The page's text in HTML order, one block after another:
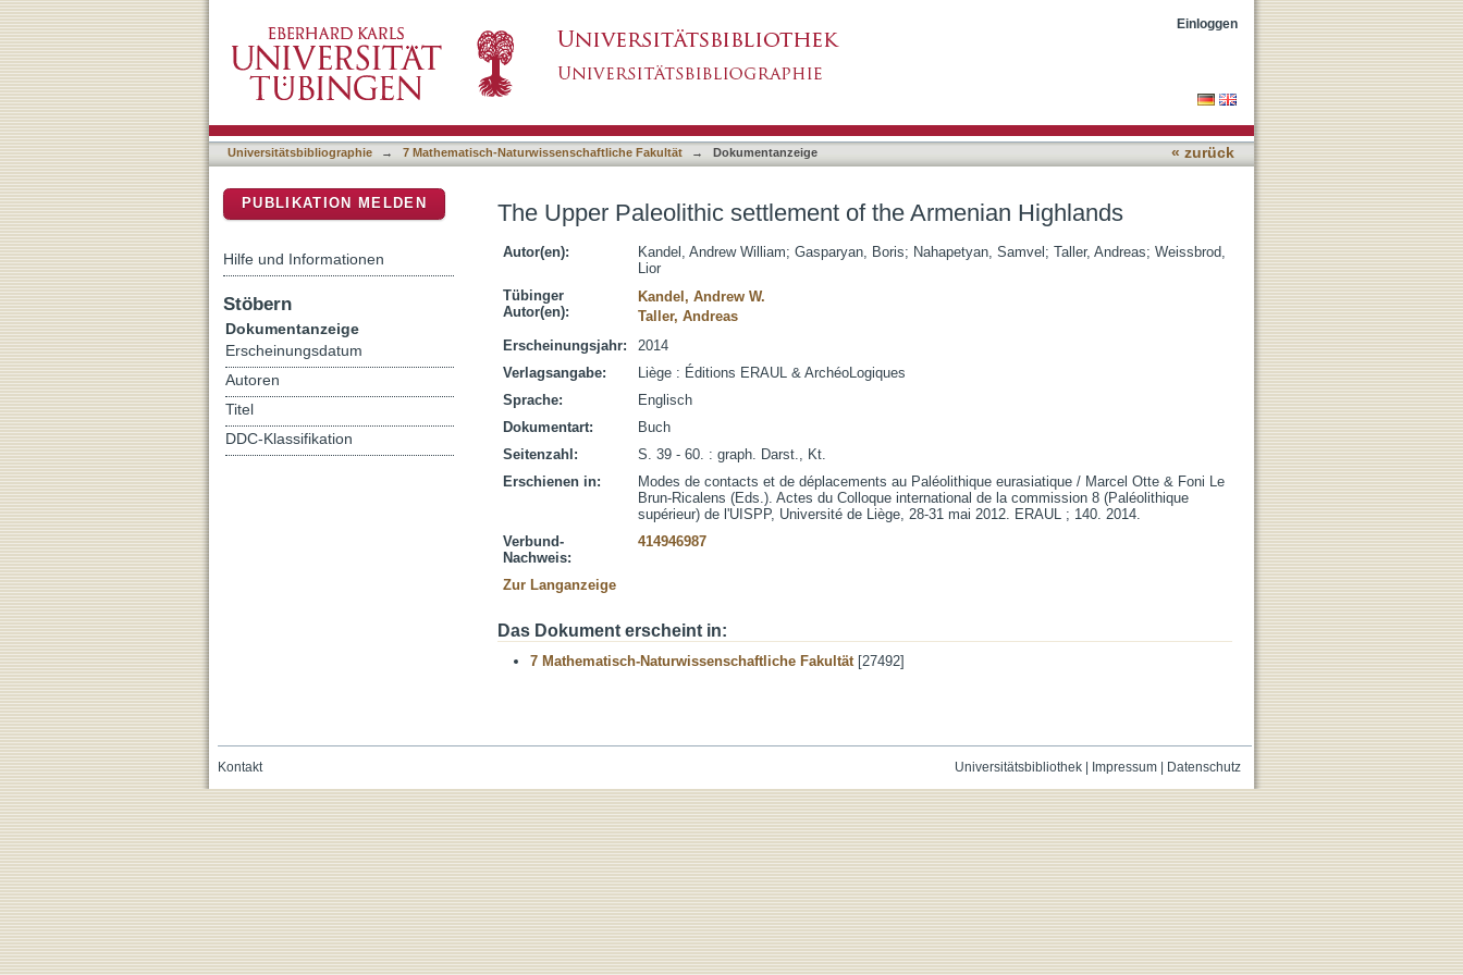
Einloggen
Universitätsbibliographie → 7 Mathematisch-Naturwissenschaftliche Fakultät → Dokumentanzeige « zurück
The Upper Paleolithic settlement of the Armenian Highlands
Autor(en): Kandel, Andrew William; Gasparyan, Boris; Nahapetyan, Samvel ; Taller, Andreas; Weissbrod,
Lior
Tübinger
Autor(en):
Kandel, Andrew W.
Taller, Andreas
Erscheinungsjahr:
2014
Verlagsangabe:
Liège : Éditions ERAUL & ArchéoLogiques
Sprache:
Englisch
Dokumentart:
Buch
Seitenzahl:
S. 39 - 60. : graph. Darst., Kt.
Erschienen in:
Modes de contacts et de déplacements au Paléolithique eurasiatique / Marcel Otte & Foni Le
Brun-Ricalens (Eds.). Actes du Colloque international de la commission 8 (Paléolithique
supérieur) de l'UISPP, Université de Liège, 28-31 mai 2012. ERAUL ; 140. 2014.
Verbund-
Nachweis:
414946987
Zur Langanzeige
Das Dokument erscheint in:
7 Mathematisch-Naturwissenschaftliche Fakultät[27492]
PUBLIKATION MELDEN
Hilfe und Informationen
Stöbern
Dokumentanzeige
Erscheinungsdatum
Autoren
Titel
DDC-Klassifikation
Universitätsbibliothek| Impressum| Datenschutz
Kontakt